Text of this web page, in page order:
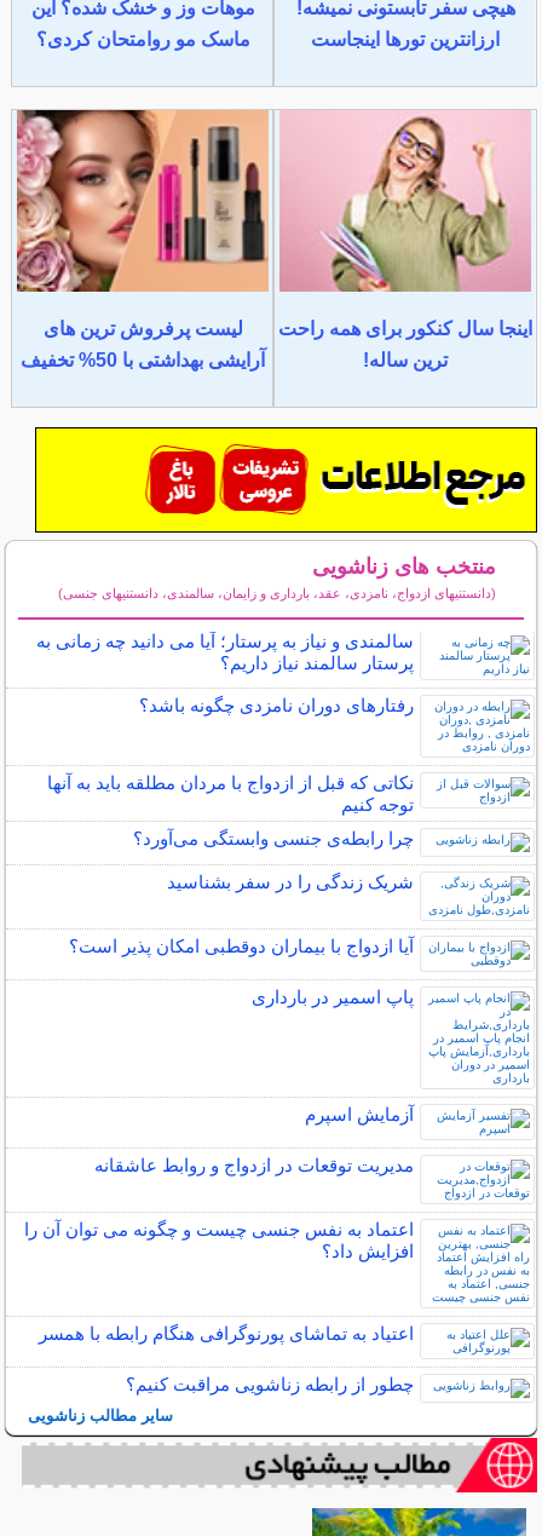
هیچی سفر تابستونی نمیشه!
ارزانترین تورها اینجاست
موهات وز و خشک شده؟ این
ماسک مو روامتحان کردی؟
اینجا سال کنکور برای همه راحت
ترین ساله!
لیست پرفروش ترین های
آرایشی بهداشتی با 50% تخفیف
منتخب های زناشویی
(دانستنیهای ازدواج، نامزدی، عقد، بارداری و زایمان، سالمندی، دانستنیهای جنسی)
سالمندی و نیاز به پرستار؛ آیا می دانید چه زمانی به
پرستار سالمند نیاز داریم؟
رفتارهای دوران نامزدی چگونه باشد؟
نکاتی که قبل از ازدواج با مردان مطلقه باید به آنها
توجه کنیم
چرا رابطه‌ی جنسی وابستگی می‌آورد؟
شریک زندگی را در سفر بشناسید
آیا ازدواج با بیماران دوقطبی امکان پذیر است؟
پاپ اسمیر در بارداری
آزمایش اسپرم
مدیریت توقعات در ازدواج و روابط عاشقانه
اعتماد به نفس جنسی چیست و چگونه می توان آن را
افزایش داد؟
اعتیاد به تماشای پورنوگرافی هنگام رابطه با همسر
چطور از رابطه زناشویی مراقبت کنیم؟
سایر مطالب زناشویی